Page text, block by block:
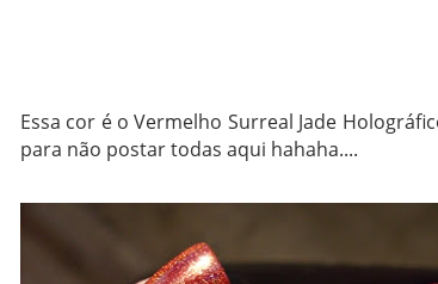
Essa cor é o Vermelho Surreal Jade
para não postar todas aqui hahaha....